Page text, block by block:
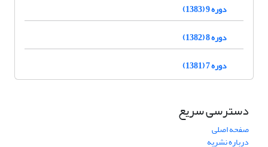
دوره 9 (1383)
دوره 8 (1382)
دوره 7 (1381)
دسترسی سریع
صفحه اصلی
درباره نشریه